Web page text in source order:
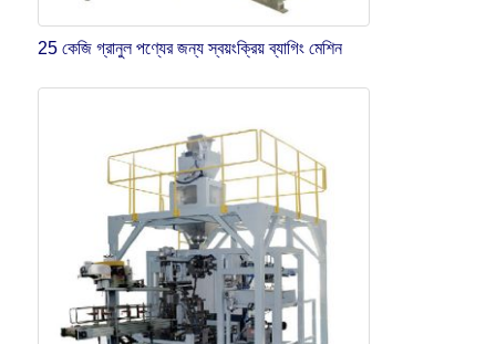
25 কেজি গ্রানুল পণ্যের জন্য স্বয়ংক্রিয় ব্যাগিং মেশিন